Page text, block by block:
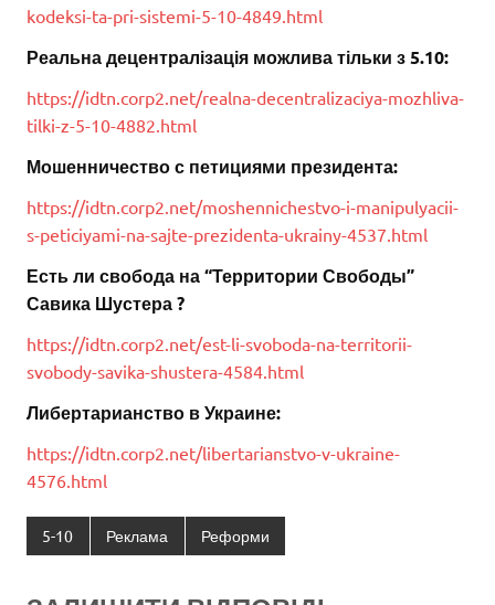
kodeksi-ta-pri-sistemi-5-10-4849.html
Реальна децентралізація можлива тільки з 5.10:
https://idtn.corp2.net/realna-decentralizaciya-mozhliva-
tilki-z-5-10-4882.html
Мошенничество с петициями президента:
https://idtn.corp2.net/moshennichestvo-i-manipulyacii-
s-peticiyami-na-sajte-prezidenta-ukrainy-4537.html
Есть ли свобода на “Территории Свободы”
Савика Шустера ?
https://idtn.corp2.net/est-li-svoboda-na-territorii-
svobody-savika-shustera-4584.html
Либертарианство в Украине:
https://idtn.corp2.net/libertarianstvo-v-ukraine-
4576.html
5-10 Реклама Реформи